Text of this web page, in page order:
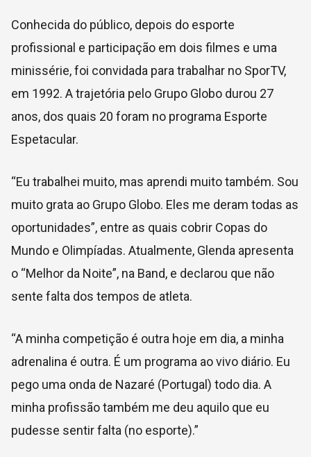
Conhecida do público, depois do esporte
profissional e participação em dois filmes e uma
minissérie, foi convidada para trabalhar no SporTV,
em 1992. A trajetória pelo Grupo Globo durou 27
anos, dos quais 20 foram no programa Esporte
Espetacular.
“Eu trabalhei muito, mas aprendi muito também. Sou
muito grata ao Grupo Globo. Eles me deram todas as
oportunidades”, entre as quais cobrir Copas do
Mundo e Olimpíadas. Atualmente, Glenda apresenta
o “Melhor da Noite”, na Band, e declarou que não
sente falta dos tempos de atleta.
“A minha competição é outra hoje em dia, a minha
adrenalina é outra. É um programa ao vivo diário. Eu
pego uma onda de Nazaré (Portugal) todo dia. A
minha profissão também me deu aquilo que eu
pudesse sentir falta (no esporte).”